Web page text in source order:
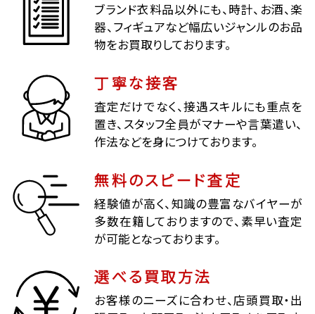
ブランド衣料品以外にも、時計、お酒、楽
器、フィギュアなど幅広いジャンルのお品
物をお買取りしております。
丁寧な接客
査定だけでなく、接遇スキルにも重点を
置き、スタッフ全員がマナーや言葉遣い、
作法などを身につけております。
無料のスピード査定
経験値が高く、知識の豊富なバイヤーが
多数在籍しておりますので、素早い査定
が可能となっております。
選べる買取方法
お客様のニーズに合わせ、店頭買取・出